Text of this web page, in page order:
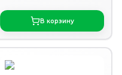
В корзину